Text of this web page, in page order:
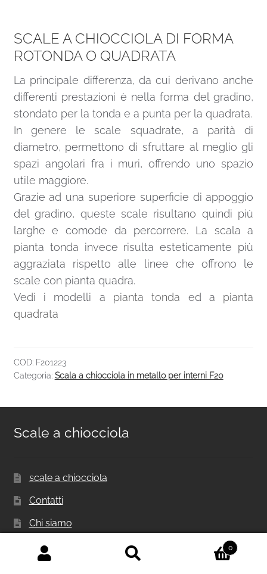
SCALE A CHIOCCIOLA DI FORMA
ROTONDA O QUADRATA
La principale differenza, da cui derivano anche
differenti prestazioni è nella forma del gradino,
stondato per la tonda e a punta per la quadrata.
In genere le scale squadrate, a parità di
diametro, permettono di sfruttare al meglio gli
spazi angolari fra i muri, offrendo uno spazio
utile maggiore.
Grazie ad una superiore superficie di appoggio
del gradino, queste scale risultano quindi più
larghe e comode da percorrere. La scala a
pianta tonda invece risulta esteticamente più
aggraziata rispetto alle linee che offrono le
scale con pianta quadra.
Vedi i modelli a pianta tonda ed a pianta
quadrata
COD: F201223
Categoria: Scala a chiocciola in metallo per interni F20
Scale a chiocciola
scale a chiocciola
Contatti
Chi siamo
Cassa
0